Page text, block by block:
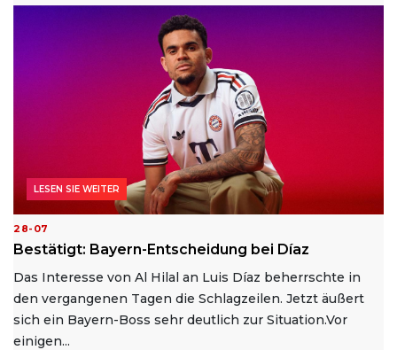
28-07
Bestätigt: Bayern-Entscheidung bei Díaz
Das Interesse von Al Hilal an Luis Díaz beherrschte in
den vergangenen Tagen die Schlagzeilen. Jetzt äußert
sich ein Bayern-Boss sehr deutlich zur Situation.Vor
einigen...
LESEN SIE WEITER